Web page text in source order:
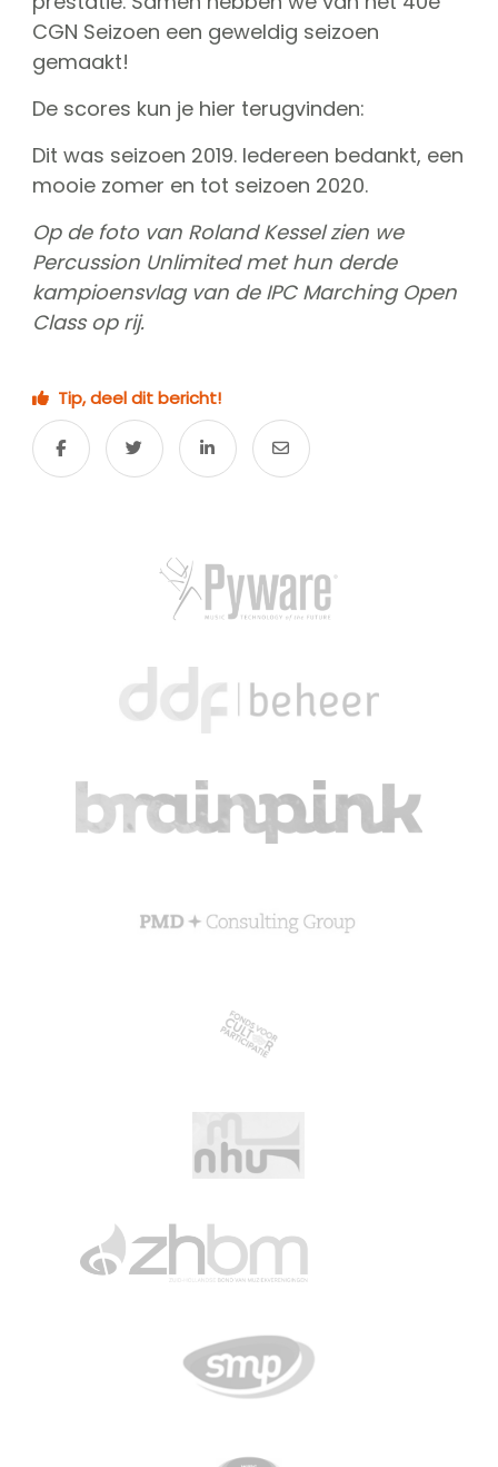
CGN Seizoen een geweldig seizoen
gemaakt!
De scores kun je hier terugvinden:
Dit was seizoen 2019. Iedereen bedankt, een
mooie zomer en tot seizoen 2020.
Op de foto van Roland Kessel zien we
Percussion Unlimited met hun derde
kampioensvlag van de IPC Marching Open
Class op rij.
Tip, deel dit bericht!